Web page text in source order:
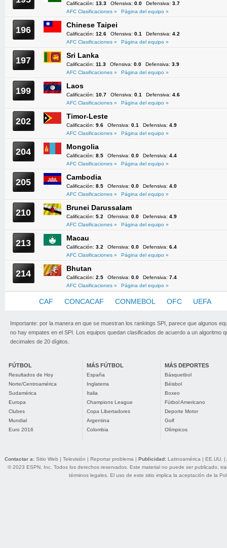
Calificación: 13.3 Ofensiva: 0.0 Defensiva: 3.7
AFC Clasificaciones »
Página del equipo »
196 Chinese Taipei
Calificación: 12.6 Ofensiva: 0.1 Defensiva: 4.2
AFC Clasificaciones »
Página del equipo »
197 Sri Lanka
Calificación: 11.3 Ofensiva: 0.0 Defensiva: 3.9
AFC Clasificaciones »
Página del equipo »
199 Laos
Calificación: 10.7 Ofensiva: 0.1 Defensiva: 4.6
AFC Clasificaciones »
Página del equipo »
202 Timor-Leste
Calificación: 9.6 Ofensiva: 0.1 Defensiva: 4.9
AFC Clasificaciones »
Página del equipo »
204 Mongolia
Calificación: 8.5 Ofensiva: 0.0 Defensiva: 4.4
AFC Clasificaciones »
Página del equipo »
205 Cambodia
Calificación: 8.5 Ofensiva: 0.0 Defensiva: 4.0
AFC Clasificaciones »
Página del equipo »
210 Brunei Darussalam
Calificación: 5.2 Ofensiva: 0.0 Defensiva: 4.9
AFC Clasificaciones »
Página del equipo »
213 Macau
Calificación: 3.2 Ofensiva: 0.0 Defensiva: 6.4
AFC Clasificaciones »
Página del equipo »
214 Bhutan
Calificación: 2.5 Ofensiva: 0.0 Defensiva: 7.4
AFC Clasificaciones »
Página del equipo »
CAF CONCACAF CONMEBOL OFC UEFA
Importante: por la manera en que se muestran los rankings SPI, parece que algunos
no hay empates en el SPI. Los equipos quedan clasificados de acuerdo a un algoritmo
decimales de 20 dígitos.
FÚTBOL
Resultados de Hoy
Norte/Centroamérica
Sudamérica
Europa
Clubes
Mundial
Euro 2016
MÁS FÚTBOL
España
Inglaterra
Italia
Champions League
Copa Libertadores
Argentina
Colombia
MÁS DEPORTES
Básquetbol
Béisbol
Boxeo
Fútbol Americano
Deporte Motor
Golf
Olímpicos
Contactar a: Sitio Web | Televisión | Reportar problema | Publicidad: Latinoamérica | EE.UU. |
© 2023 ESPN, Inc. Todos los derechos reservados. Este material no puede ser publicado,
términos legales. El uso de este sitio implica la aceptación de la